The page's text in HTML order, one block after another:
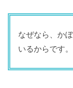
なぜなら、か
いるからです。